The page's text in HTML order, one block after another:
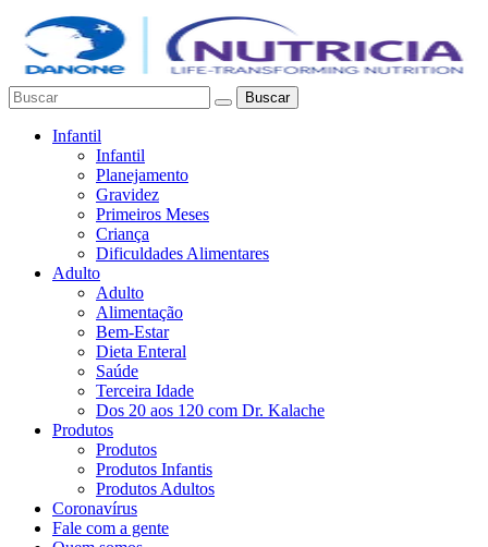
Buscar
Infantil
Infantil
Planejamento
Gravidez
Primeiros Meses
Criança
Dificuldades Alimentares
Adulto
Adulto
Alimentação
Bem-Estar
Dieta Enteral
Saúde
Terceira Idade
Dos 20 aos 120 com Dr. Kalache
Produtos
Produtos
Produtos Infantis
Produtos Adultos
Coronavírus
Fale com a gente